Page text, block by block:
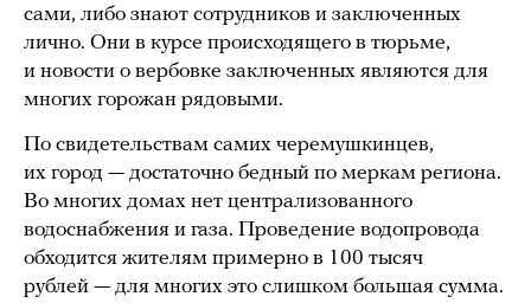
сами, либо знают сотрудников и заключенных
лично. Они в курсе происходящего в тюрьме,
и новости о вербовке заключенных являются для
многих горожан рядовыми.
По свидетельствам самих черемушкинцев,
их город — достаточно бедный по меркам региона.
Во многих домах нет централизованного
водоснабжения и газа. Проведение водопровода
обходится жителям примерно в 100 тысяч
рублей — для многих это слишком большая сумма.